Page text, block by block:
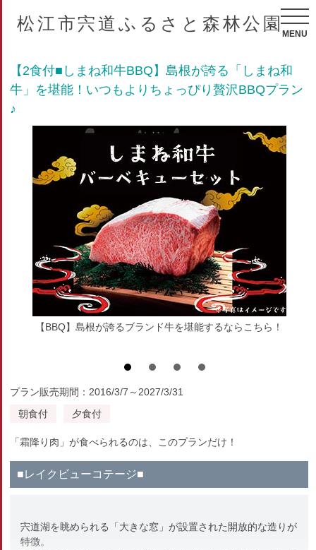
松江市宍道ふるさと森林公園
MENU
【2食付■しまね和牛BBQ】島根が誇る「しまね和
牛」を堪能！いつもよりちょっぴり贅沢BBQプラン
♪
【BBQ】島根が誇るブランド牛を堪能するならこちら！
プラン販売期間：2016/3/7～2027/3/31
朝食付
夕食付
「霜降り肉」が食べられるのは、このプランだけ！
■レイクビューコテージ■
宍道湖を眺められる「大きな窓」が設置された開放的な造りが
特徴。